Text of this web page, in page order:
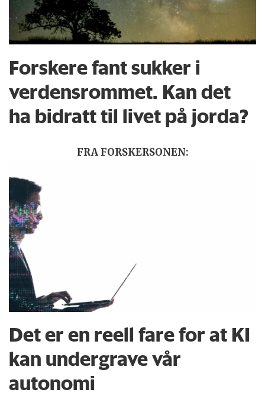
Forskere fant sukker i
verdensrommet. Kan det
ha bidratt til livet på jorda?
FRA FORSKERSONEN:
Det er en reell fare for at KI
kan undergrave vår
autonomi